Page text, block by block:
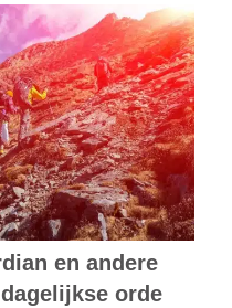
en andere
orde